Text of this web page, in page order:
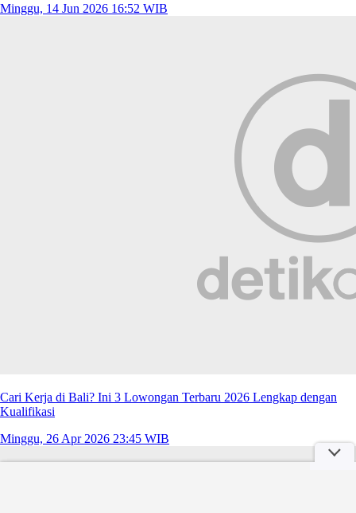
Minggu, 14 Jun 2026 16:52 WIB
Cari Kerja di Bali? Ini 3 Lowongan Terbaru 2026 Lengkap dengan
Kualifikasi
Minggu, 26 Apr 2026 23:45 WIB